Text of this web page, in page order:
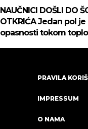
NAUČNICI DOŠLI DO
OTKRIĆA Jedan pol
opasnosti tokom
PRAVILA
IMPRESSUM
O NAMA